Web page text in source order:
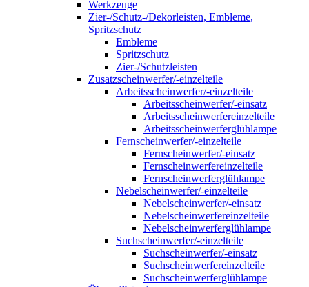
Werkzeuge
Zier-/Schutz-/Dekorleisten, Embleme,
Spritzschutz
Embleme
Spritzschutz
Zier-/Schutzleisten
Zusatzscheinwerfer/-einzelteile
Arbeitsscheinwerfer/-einzelteile
Arbeitsscheinwerfer/-einsatz
Arbeitsscheinwerfereinzelteile
Arbeitsscheinwerferglühlampe
Fernscheinwerfer/-einzelteile
Fernscheinwerfer/-einsatz
Fernscheinwerfereinzelteile
Fernscheinwerferglühlampe
Nebelscheinwerfer/-einzelteile
Nebelscheinwerfer/-einsatz
Nebelscheinwerfereinzelteile
Nebelscheinwerferglühlampe
Suchscheinwerfer/-einzelteile
Suchscheinwerfer/-einsatz
Suchscheinwerfereinzelteile
Suchscheinwerferglühlampe